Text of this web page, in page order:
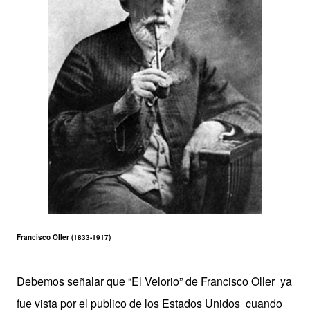
Francisco Oller (1833-1917)
Debemos señalar que “El Velorio” de Francisco Oller ya
fue vista por el publico de los Estados Unidos cuando